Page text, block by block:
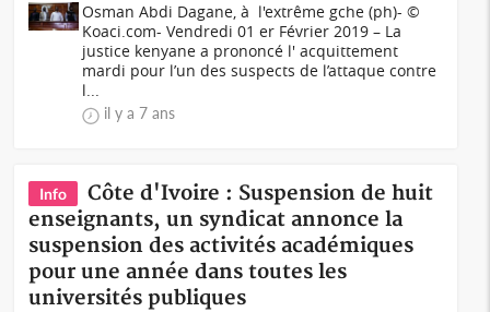
Osman Abdi Dagane, à l'extrême gche (ph)- ©
Koaci.com- Vendredi 01 er Février 2019 – La
justice kenyane a prononcé l' acquittement
mardi pour l’un des suspects de l’attaque contre
l...
il y a 7 ans
Info
Côte d'Ivoire : Suspension de huit
enseignants, un syndicat annonce la
suspension des activités académiques
pour une année dans toutes les
universités publiques